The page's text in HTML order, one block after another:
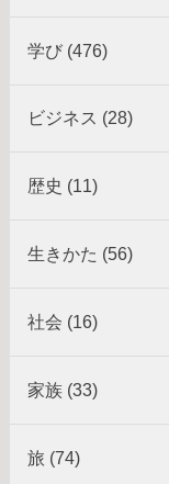
学び (476)
ビジネス (28)
歴史 (11)
生きかた (56)
社会 (16)
家族 (33)
旅 (74)